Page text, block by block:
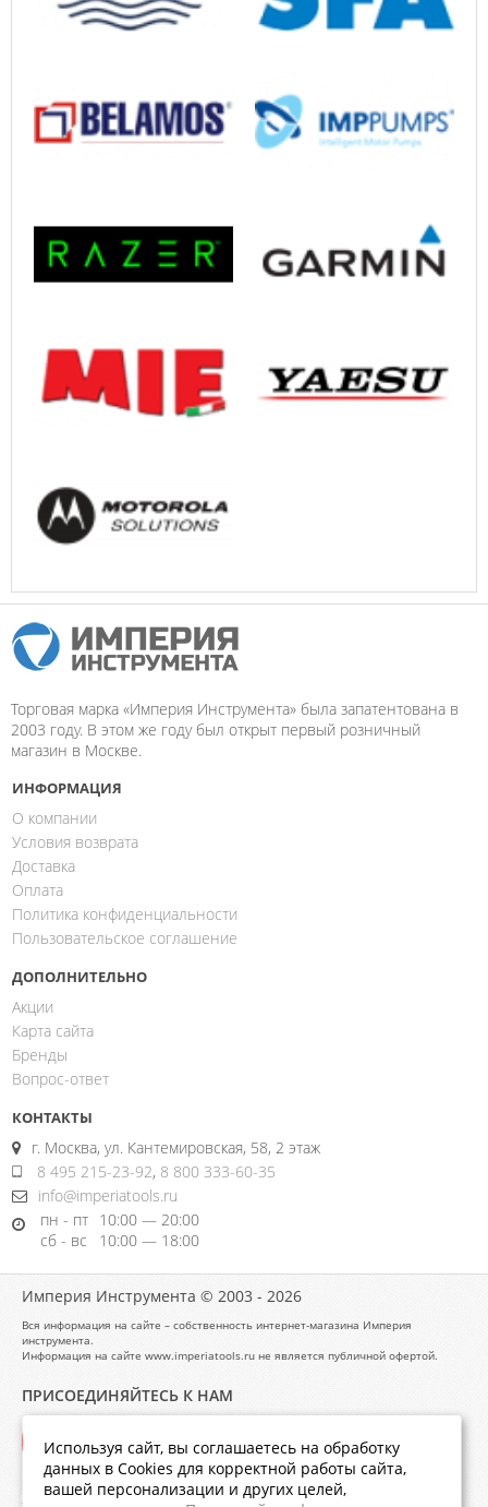
Торговая марка «Империя Инструмента» была запатентована в
2003 году. В этом же году был открыт первый розничный
магазин в Москве.
ИНФОРМАЦИЯ
О компании
Условия возврата
Доставка
Оплата
Политика конфиденциальности
Пользовательское соглашение
ДОПОЛНИТЕЛЬНО
Акции
Карта сайта
Бренды
Вопрос-ответ
КОНТАКТЫ
г. Москва, ул. Кантемировская, 58, 2 этаж
8 495 215-23-92, 8 800 333-60-35
info@imperiatools.ru
пн - пт 10:00 — 20:00
сб - вс
10:00 — 18:00
Империя Инструмента © 2003 - 2026
Вся информация на сайте – собственность интернет-магазина Империя
инструмента.
Информация на сайте www.imperiatools.ru не является публичной офертой.
ПРИСОЕДИНЯЙТЕСЬ К НАМ
Используя сайт, вы соглашаетесь на обработку
данных в Cookies для корректной работы сайта,
вашей персонализации и других целей,